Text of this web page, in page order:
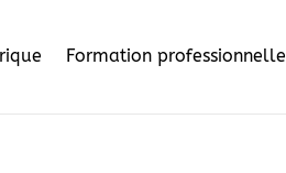
Formation professionnelle